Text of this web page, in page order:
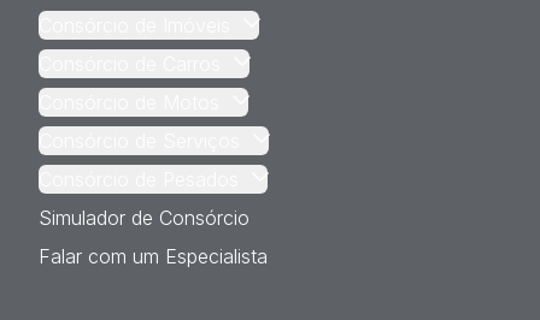
Consórcio de Imóveis
Consórcio de Carros
Consórcio de Motos
Consórcio de Serviços
Consórcio de Pesados
Simulador de Consórcio
Falar com um Especialista